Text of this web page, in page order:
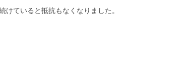
ていると抵抗もなくなりました。